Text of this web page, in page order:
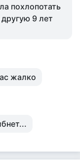
похлопотать
9 лет
жалко